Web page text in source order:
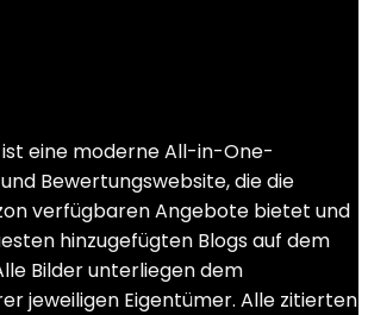
eine moderne All-in-One-
Bewertungswebsite, die die
verfügbaren Angebote bietet und
hinzugefügten Blogs auf dem
Bilder unterliegen dem
jeweiligen Eigentümer. Alle zitierten